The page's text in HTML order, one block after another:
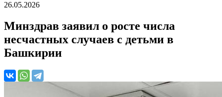
26.05.2026
Минздрав заявил о росте числа
несчастных случаев с детьми в
Башкирии